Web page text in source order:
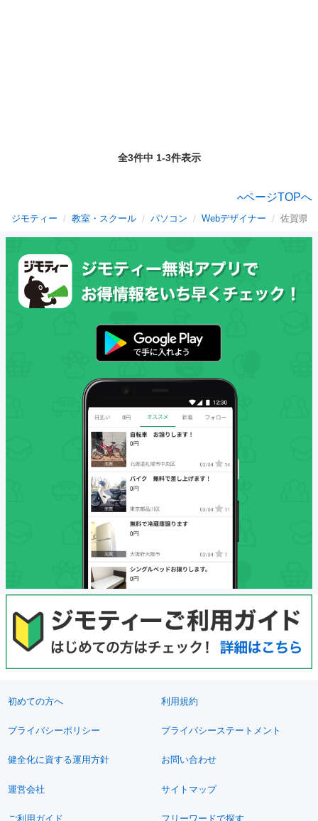
全3件中 1-3件表示
ページTOPへ
ジモティー 教室・スクール パソコン Webデザイナー 佐賀県
初めての方へ 利用規約
プライバシーポリシー プライバシーステートメント
健全化に資する運用方針 お問い合わせ
運営会社 サイトマップ
ご利用ガイド フリーワードで探す